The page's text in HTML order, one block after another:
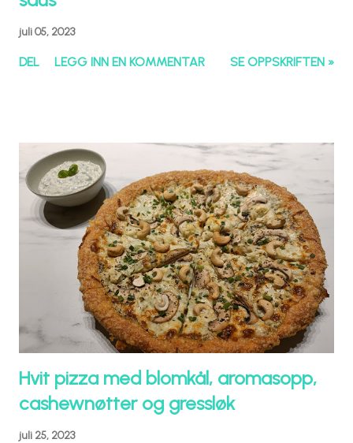
juli 05, 2023
DEL LEGG INN EN KOMMENTAR SE OPPSKRIFTEN »
Hvit pizza med blomkål, aromasopp,
cashewnøtter og gressløk
juli 25, 2023